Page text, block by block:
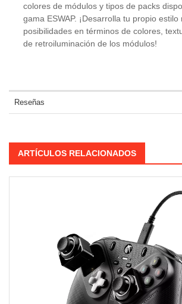
colores de módulos y tipos de packs
gama ESWAP. ¡Desarrolla tu propio
posibilidades en términos de colores,
de retroiluminación de los módulos!
Reseñas
ARTÍCULOS RELACIONADOS